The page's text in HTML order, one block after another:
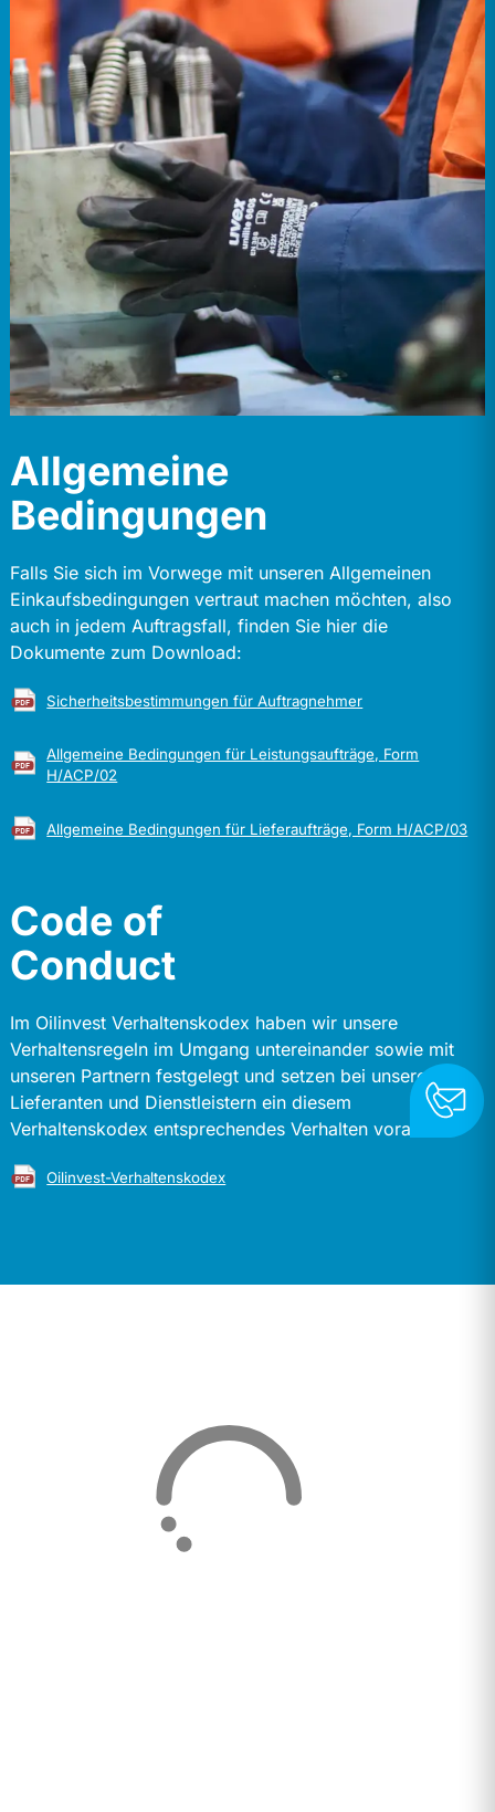
Allgemeine
Bedingungen
Falls Sie sich im Vorwege mit unseren Allgemeinen
Einkaufsbedingungen vertraut machen möchten, also
auch in jedem Auftragsfall, finden Sie hier die
Dokumente zum Download:
Sicherheitsbestimmungen für Auftragnehmer
Allgemeine Bedingungen für Leistungsaufträge, Form
H/ACP/02
Allgemeine Bedingungen für Lieferaufträge, Form H/ACP/03
Code of
Conduct
Im Oilinvest Verhaltenskodex haben wir unsere
Verhaltensregeln im Umgang untereinander sowie mit
unseren Partnern festgelegt und setzen bei unseren
Lieferanten und Dienstleistern ein diesem
Verhaltenskodex entsprechendes Verhalten voraus.
Oilinvest-Verhaltenskodex